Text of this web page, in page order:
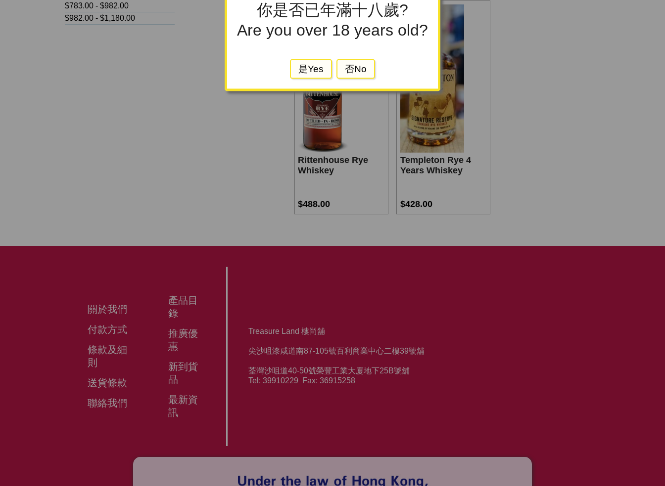
你是否已年滿十八歲?
Are you over 18 years old?
是Yes 否No
$783.00 - $982.00
$982.00 - $1,180.00
Rittenhouse Rye
Whiskey
$488.00
Templeton Rye 4
Years Whiskey
$428.00
關於我們
付款方式
條款及細
則
送貨條款
聯絡我們
產品目
錄
推廣優
惠
新到貨
品
最新資
訊
Treasure Land 樓尚舖
尖沙咀漆咸道南87-105號百利商業中心二樓39號舖
荃灣沙咀道40-50號榮豐工業大廈地下25B號舖
Tel: 39910229 Fax: 36915258